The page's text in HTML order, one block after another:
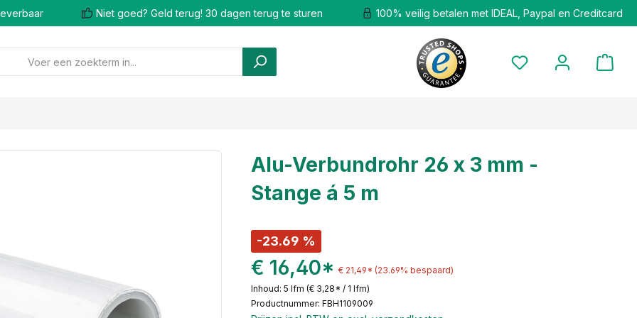
Niet goed? Geld terug! 30 dagen terug te sturen 100% veilig betalen met IDEAL, Paypal en Creditcard
Alu-Verbundrohr 26 x 3 mm -
Stange á 5 m
-23.69 %
€ 16,40* € 21,49* (23.69% bespaard)
Inhoud: 5 lfm (€ 3,28* / 1 lfm)
Productnummer: FBH1109009